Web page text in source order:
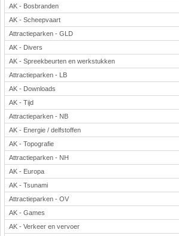
AK - Bosbranden
AK - Scheepvaart
Attractieparken - GLD
AK - Divers
AK - Spreekbeurten en werkstukken
Attractieparken - LB
AK - Downloads
AK - Tijd
Attractieparken - NB
AK - Energie / delfstoffen
AK - Topografie
Attractieparken - NH
AK - Europa
AK - Tsunami
Attractieparken - OV
AK - Games
AK - Verkeer en vervoer